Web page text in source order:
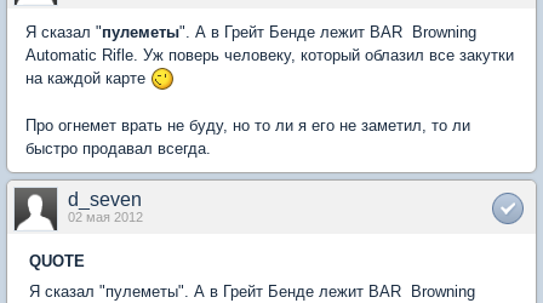
Я сказал "пулеметы". А в Грейт Бенде лежит BAR  Browning
Automatic Rifle. Уж поверь человеку, который облазил все закутки
на каждой карте
Про огнемет врать не буду, но то ли я его не заметил, то ли
быстро продавал всегда.
d_seven
02 мая 2012
QUOTE
Я сказал "пулеметы". А в Грейт Бенде лежит BAR  Browning